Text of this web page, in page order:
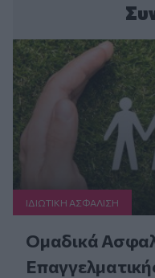
ΙΔΙΩΤΙΚΗ ΑΣΦAΛΙΣΗ
Ομαδικά